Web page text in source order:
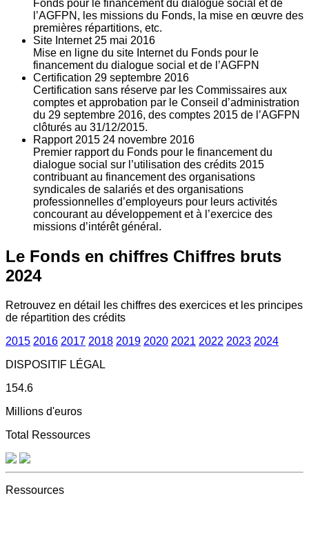
Fonds pour le financement du dialogue social et de
l’AGFPN, les missions du Fonds, la mise en œuvre des
premières répartitions, etc.
Site Internet 25 mai 2016
Mise en ligne du site Internet du Fonds pour le
financement du dialogue social et de l’AGFPN
Certification 29 septembre 2016
Certification sans réserve par les Commissaires aux
comptes et approbation par le Conseil d’administration
du 29 septembre 2016, des comptes 2015 de l’AGFPN
clôturés au 31/12/2015.
Rapport 2015 24 novembre 2016
Premier rapport du Fonds pour le financement du
dialogue social sur l’utilisation des crédits 2015
contribuant au financement des organisations
syndicales de salariés et des organisations
professionnelles d’employeurs pour leurs activités
concourant au développement et à l’exercice des
missions d’intérêt général.
Le Fonds en chiffres Chiffres bruts
2024
Retrouvez en détail les chiffres des exercices et les principes
de répartition des crédits
2015 2016 2017 2018 2019 2020 2021 2022 2023 2024
DISPOSITIF LÉGAL
154.6
Millions d'euros
Total Ressources
Ressources